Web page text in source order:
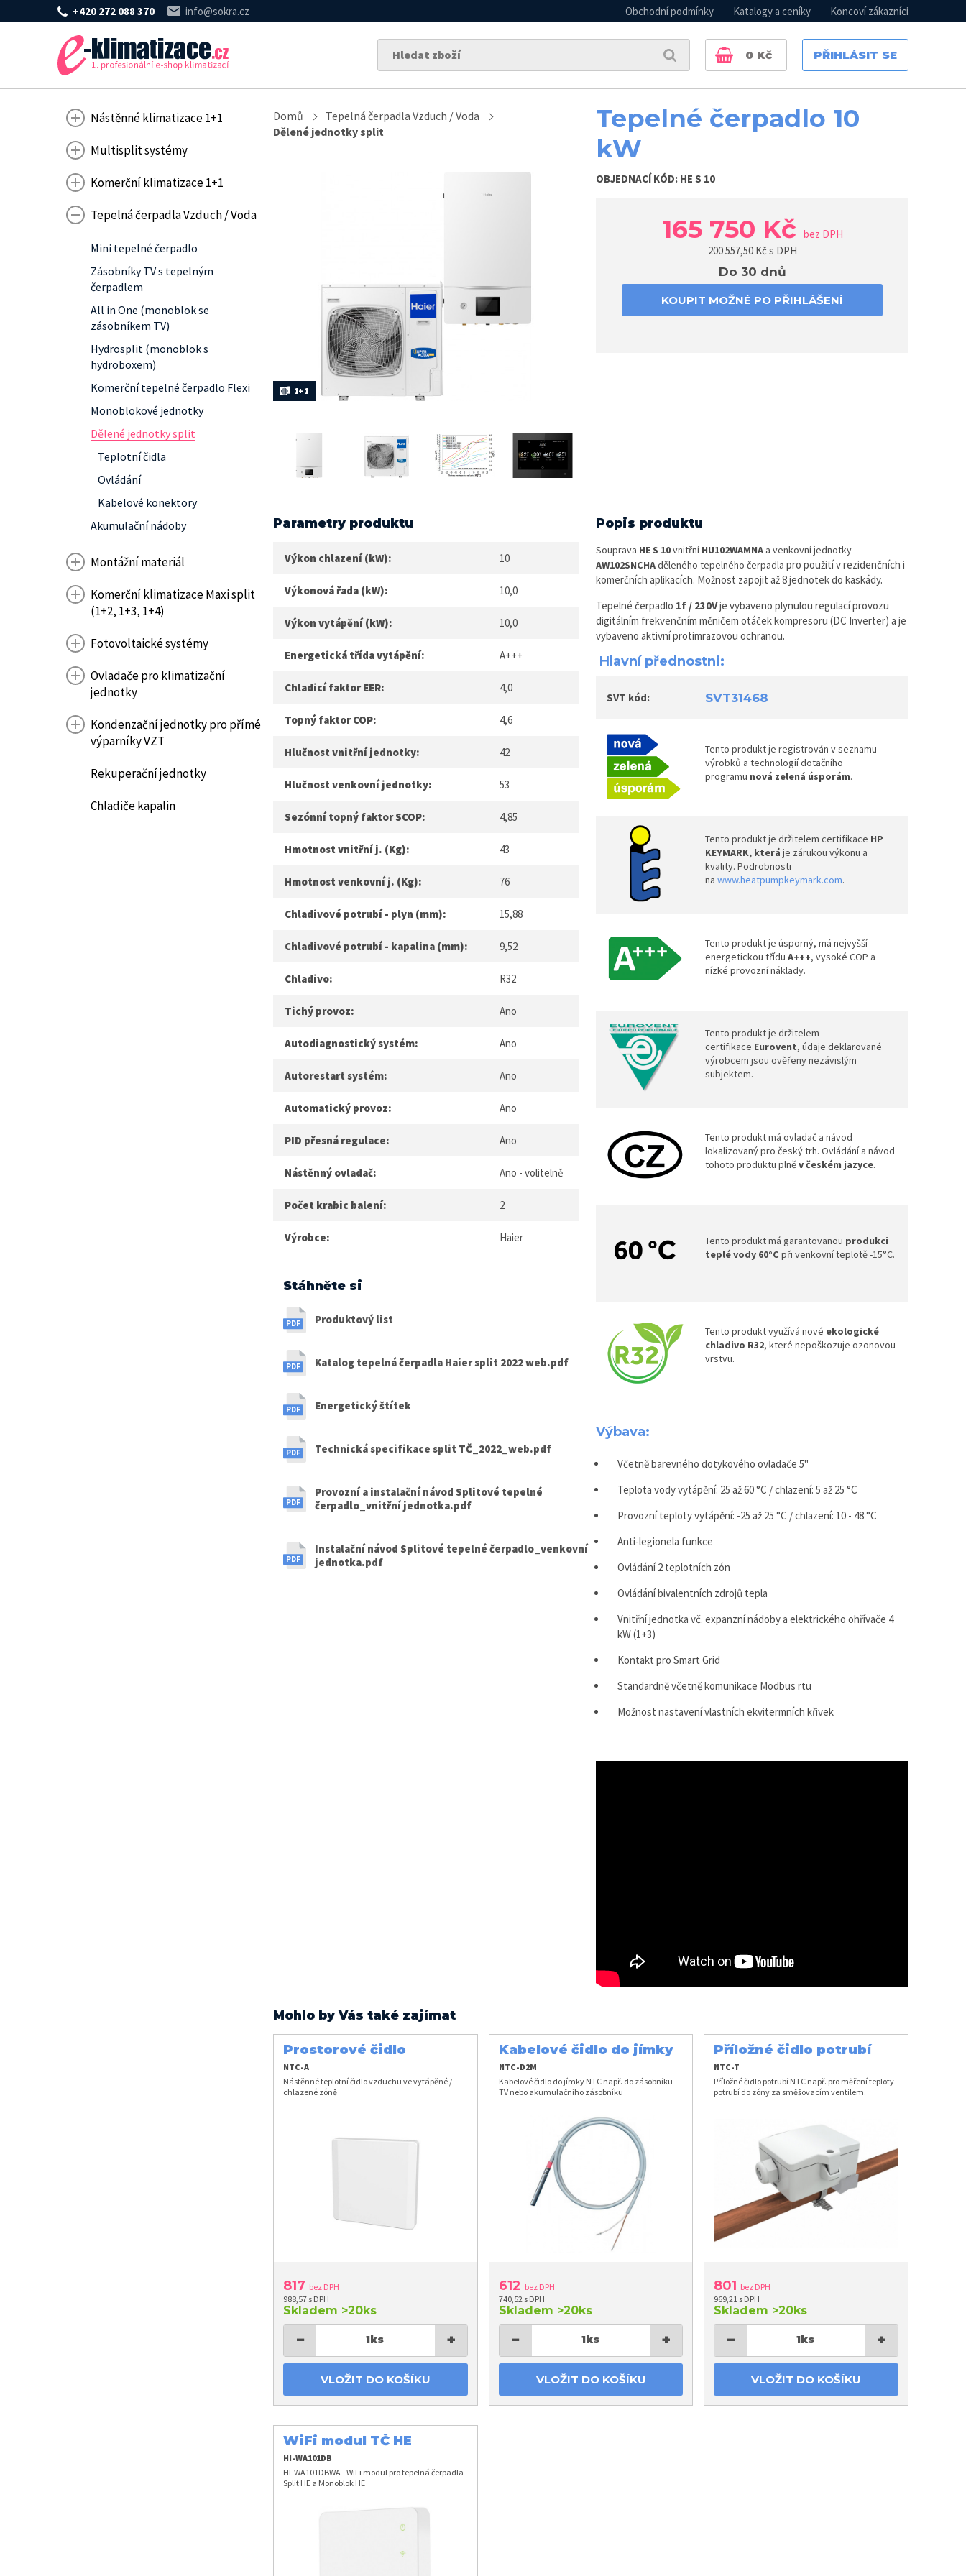
+420 272 088 370 info@sokra.cz Obchodní podmínky Katalogy a ceníky Koncoví zákazníci
PŘIHLÁSIT SE
0 Kč
Nástěnné klimatizace 1+1
Multisplit systémy
Komerční klimatizace 1+1
Tepelná čerpadla Vzduch / Voda
Mini tepelné čerpadlo
Zásobníky TV s tepelným
čerpadlem
All in One (monoblok se
zásobníkem TV)
Hydrosplit (monoblok s
hydroboxem)
Komerční tepelné čerpadlo Flexi
Monoblokové jednotky
Dělené jednotky split
Teplotní čidla
Ovládání
Kabelové konektory
Akumulační nádoby
Montážní materiál
Komerční klimatizace Maxi split
(1+2, 1+3, 1+4)
Fotovoltaické systémy
Ovladače pro klimatizační
jednotky
Kondenzační jednotky pro přímé
výparníky VZT
Rekuperační jednotky
Chladiče kapalin
Domů
Tepelná čerpadla Vzduch / Voda
Dělené jednotky split
Tepelné čerpadlo 10
kW
1+1
OBJEDNACÍ KÓD: HE S 10
165 750 Kč bez DPH
200 557,50Kč s DPH
Do 30 dnů
KOUPIT MOŽNÉ PO PŘIHLÁŠENÍ
Parametry produktu
Výkon chlazení (kW): 10
Výkonová řada (kW): 10,0
Výkon vytápění (kW): 10,0
Energetická třída vytápění: A+++
Chladicí faktor EER: 4,0
Topný faktor COP: 4,6
Hlučnost vnitřní jednotky: 42
Hlučnost venkovní jednotky: 53
Sezónní topný faktor SCOP: 4,85
Hmotnost vnitřní j. (Kg): 43
Hmotnost venkovní j. (Kg): 76
Chladivové potrubí - plyn (mm): 15,88
Chladivové potrubí - kapalina (mm): 9,52
Chladivo: R32
Tichý provoz: Ano
Autodiagnostický systém: Ano
Autorestart systém: Ano
Automatický provoz: Ano
PID přesná regulace: Ano
Nástěnný ovladač: Ano - volitelně
Počet krabic balení: 2
Výrobce: Haier
Popis produktu
Souprava HE S 10vnitřníHU102WAMNA a venkovní jednotky
AW102SNCHAděleného tepelného čerpadlapro použití v rezidenčních i
komerčních aplikacích. Možnost zapojit až 8 jednotek do kaskády.
Tepelné čerpadlo 1f / 230Vje vybaveno plynulou regulací provozu
digitálním frekvenčním měničem otáček kompresoru (DC Inverter) a je
vybaveno aktivní protimrazovou ochranou.
Hlavní přednostni:
SVT kód: SVT31468
Tento produkt je registrován v seznamu
výrobků a technologií dotačního
programu nová zelená úsporám.
Tento produkt je držitelem certifikace HP
KEYMARK, kteráje zárukou výkonu a
kvality. Podrobnosti
nawww.heatpumpkeymark.com.
Tento produkt je úsporný, má nejvyšší
energetickou tříduA+++, vysoké COP a
nízké provozní náklady.
Tento produkt je držitelem
certifikace Eurovent, údaje deklarované
výrobcem jsou ověřeny nezávislým
subjektem.
Tento produkt má ovladač a návod
lokalizovaný pro český trh. Ovládání a návod
tohoto produktu plněv českém jazyce.
Tento produkt má garantovanou produkci
teplé vody 60°C při venkovní teplotě -15°C.
Tento produkt využívá nové ekologické
chladivo R32, které nepoškozuje ozonovou
vrstvu.
Výbava:
Včetně barevného dotykového ovladače 5"
Teplota vody vytápění: 25 až 60 °C / chlazení: 5 až 25 °C
Provozní teploty vytápění: -25 až 25 °C / chlazení: 10 - 48 °C
Anti-legionela funkce
Ovládání 2 teplotních zón
Ovládání bivalentních zdrojů tepla
Vnitřní jednotka vč. expanzní nádoby a elektrického ohřívače 4
kW (1+3)
Kontakt pro Smart Grid
Standardně včetně komunikace Modbus rtu
Možnost nastavení vlastních ekvitermních křivek
Stáhněte si
Produktový list
Katalog tepelná čerpadla Haier split 2022 web.pdf
Energetický štítek
Technická specifikace split TČ_2022_web.pdf
Provozní a instalační návod Splitové tepelné
čerpadlo_vnitřní jednotka.pdf
Instalační návod Splitové tepelné čerpadlo_venkovní
jednotka.pdf
Mohlo by Vás také zajímat
Prostorové čidlo
vzduchu NTC
NTC-A
Nástěnné teplotní čidlo vzduchu ve vytápěné /
chlazené zóně
817 bez DPH
988,57 s DPH
Skladem >20ks
− 1ks +
VLOŽIT DO KOŠÍKU
Kabelové čidlo do jímky
NTC
NTC-D2M
Kabelové čidlo do jímky NTC např. do zásobníku
TV nebo akumulačního zásobníku
612 bez DPH
740,52 s DPH
Skladem >20ks
− 1ks +
VLOŽIT DO KOŠÍKU
Příložné čidlo potrubí
NTC
NTC-T
Příložné čidlo potrubí NTC např. pro měření teploty
potrubí do zóny za směšovacím ventilem.
801 bez DPH
969,21 s DPH
Skladem >20ks
− 1ks +
VLOŽIT DO KOŠÍKU
WiFi modul TČ HE
HI-WA101DB
HI-WA101DBWA - WiFi modul pro tepelná čerpadla
Split HE a Monoblok HE